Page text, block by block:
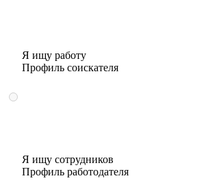
Я ищу работу
Профиль соискателя
Я ищу сотрудников
Профиль работодателя